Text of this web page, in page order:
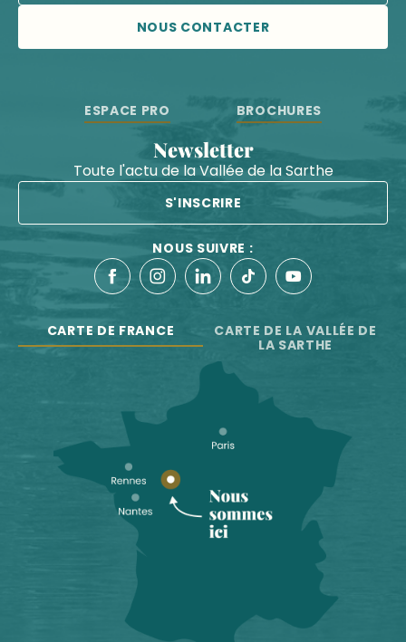
NOUS CONTACTER
ESPACE PRO BROCHURES
Newsletter
Toute l'actu de la Vallée de la Sarthe
S'INSCRIRE
NOUS SUIVRE :
CARTE DE FRANCE
CARTE DE LA VALLÉE DE
LA SARTHE